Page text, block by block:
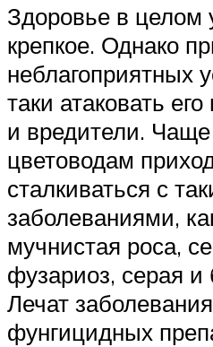
Здоровье в целом
крепкое. Однако
неблагоприятных
таки атаковать
и вредители. Чаще
цветоводам
сталкиваться с
заболеваниями,
мучнистая роса,
фузариоз, серая и
Лечат
фунгицидных